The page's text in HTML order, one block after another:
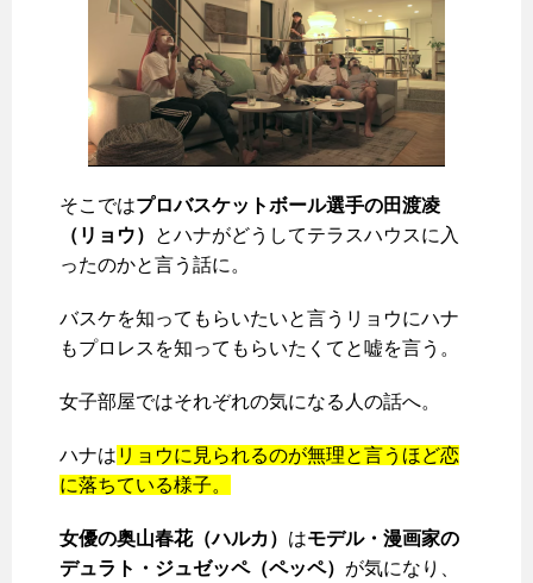
そこではプロバスケットボール選手の田渡凌
（リョウ）
とハナがどうしてテラスハウスに入
ったのかと言う話に。
バスケを知ってもらいたいと言うリョウにハナ
もプロレスを知ってもらいたくてと嘘を言う。
女子部屋ではそれぞれの気になる人の話へ。
ハナは リョウに見られるのが無理と言うほど恋
に落ちている様子。
女優の奥山春花（ハルカ） はモデル・漫画家の
デュラト・ジュゼッペ（ペッペ） が気になり、